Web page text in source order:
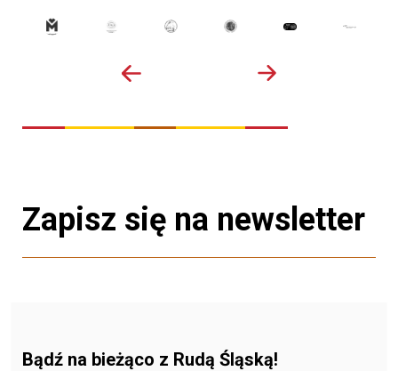
Zapisz się na newsletter
Bądź na bieżąco z Rudą Śląską!